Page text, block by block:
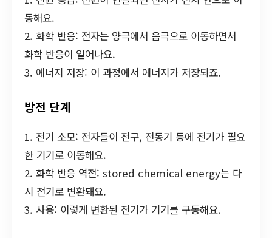
동해요.
2. 화학 반응: 전자는 양극에서 음극으로 이동하면서
화학 반응이 일어나요.
3. 에너지 저장: 이 과정에서 에너지가 저장되죠.
방전 단계
1. 전기 소모: 전자들이 전구, 전동기 등에 전기가 필요
한 기기로 이동해요.
2. 화학 반응 역전: stored chemical energy는 다
시 전기로 변환돼요.
3. 사용: 이렇게 변환된 전기가 기기를 구동해요.